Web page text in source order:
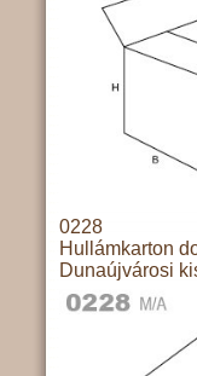
0228
Hullámkarton
Dunaújvárosi